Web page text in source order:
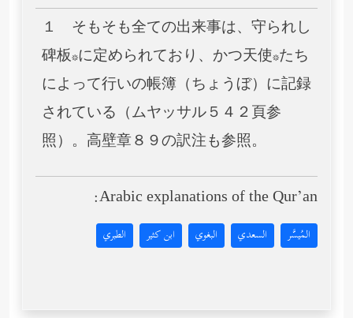
１ そもそも全ての出来事は、守られし
碑板*に定められており、かつ天使*たち
によって行いの帳簿（ちょうぼ）に記録
されている（ムヤッサル５４２頁参
照）。高壁章８９の訳注も参照。
Arabic explanations of the Qur’an:
المُيسَّر السعدي البغوي ابن كثير الطبري